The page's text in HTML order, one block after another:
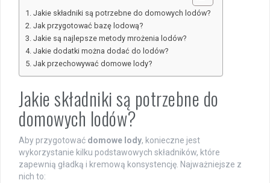
Jakie składniki są potrzebne do domowych lodów?
Jak przygotować bazę lodową?
Jakie są najlepsze metody mrożenia lodów?
Jakie dodatki można dodać do lodów?
Jak przechowywać domowe lody?
Jakie składniki są potrzebne do
domowych lodów?
Aby przygotować domowe lody, konieczne jest
wykorzystanie kilku podstawowych składników, które
zapewnią gładką i kremową konsystencję. Najważniejsze z
nich to: